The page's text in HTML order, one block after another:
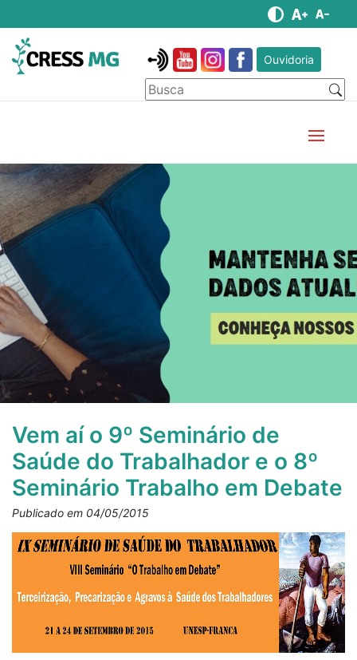
Ouvidoria
Vem aí o 9º Seminário de
Saúde do Trabalhador e o 8º
Seminário Trabalho em Debate
Publicado em 04/05/2015